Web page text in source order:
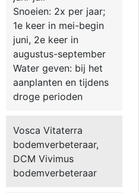
Snoeien: 2x per jaar;
1e keer in mei-begin
juni, 2e keer in
augustus-september
Water geven: bij het
aanplanten en tijdens
droge perioden
Vosca Vitaterra
bodemverbeteraar,
DCM Vivimus
bodemverbeteraar